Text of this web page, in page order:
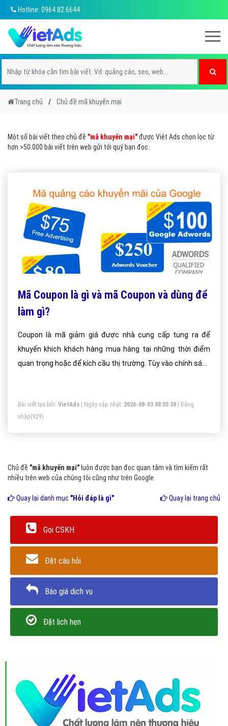
Hotline: 0964 82 6644
Trang chủ Chủ đề mã khuyến mại
Một số bài viết theo chủ đề "mã khuyến mại"được Việt Ads chọn lọc từ
hơn >50.000 bài viết trên web gửi tới quý bạn đọc.
Mã Coupon là gì và mã Coupon và dùng để
làm gì?
Coupon là mã giảm giá được nhà cung cấp tung ra để
khuyến khích khách hàng mua hàng tại những thời điểm
quan trọng hoặc để kích cầu thị trường. Tùy vào chính sách
gì đó xảy ra.
Bài viết tạo bởi: VietAds | Ngày cập nhật: 2026-08-03 08:05:38
Đăng
nhập(929)
Chủ đề "mã khuyến mại" luôn được bạn đọc quan tâm và tìm kiếm rất
nhiều trên web của chúng tôi cũng như trên Google.
Quay lại danh mục "Hỏi đáp là gì" Quay lại trang chủ
Gọi CSKH
Đặt câu hỏi
Báo giá dịch vụ
Đặt lịch hẹn